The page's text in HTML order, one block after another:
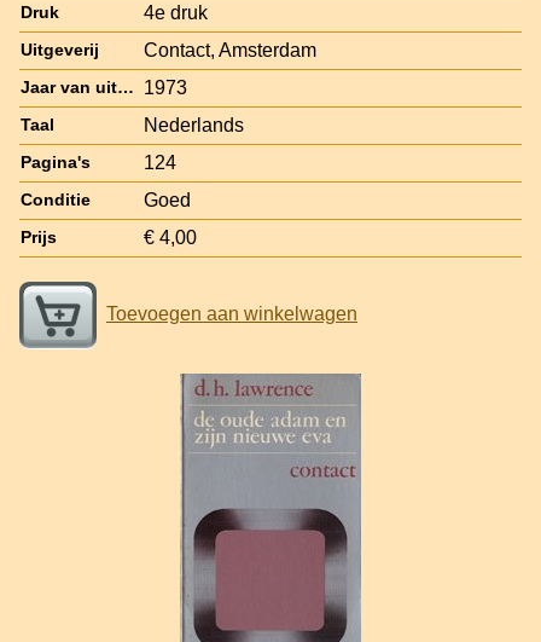
Druk 4e druk
Uitgeverij Contact, Amsterdam
Jaar van uitgave 1973
Taal Nederlands
Pagina's 124
Conditie Goed
Prijs € 4,00
Toevoegen aan winkelwagen